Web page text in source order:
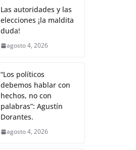
Las autoridades y las
elecciones ¡la maldita
duda!
agosto 4, 2026
“Los políticos
debemos hablar con
hechos, no con
palabras”: Agustín
Dorantes.
agosto 4, 2026